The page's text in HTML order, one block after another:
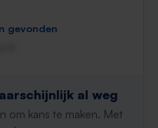
gevonden
al weg
om kans te maken. Met